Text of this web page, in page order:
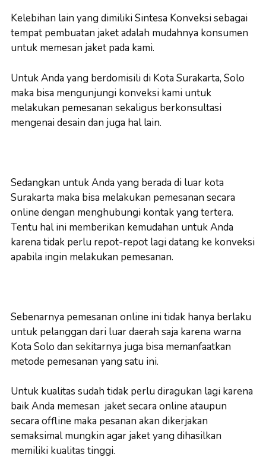
Kelebihan lain yang dimiliki Sintesa Konveksi sebagai
tempat pembuatan jaket adalah mudahnya konsumen
untuk memesan jaket pada kami.
Untuk Anda yang berdomisili di Kota Surakarta, Solo
maka bisa mengunjungi konveksi kami untuk
melakukan pemesanan sekaligus berkonsultasi
mengenai desain dan juga hal lain.
Sedangkan untuk Anda yang berada di luar kota
Surakarta maka bisa melakukan pemesanan secara
online dengan menghubungi kontak yang tertera.
Tentu hal ini memberikan kemudahan untuk Anda
karena tidak perlu repot-repot lagi datang ke konveksi
apabila ingin melakukan pemesanan.
Sebenarnya pemesanan online ini tidak hanya berlaku
untuk pelanggan dari luar daerah saja karena warna
Kota Solo dan sekitarnya juga bisa memanfaatkan
metode pemesanan yang satu ini.
Untuk kualitas sudah tidak perlu diragukan lagi karena
baik Anda memesan jaket secara online ataupun
secara offline maka pesanan akan dikerjakan
semaksimal mungkin agar jaket yang dihasilkan
memiliki kualitas tinggi.